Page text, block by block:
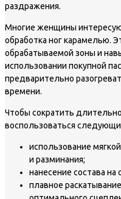
раздражения.
Многие женщины
обработка ног карамелью.
обрабатываемой зоны и
использовании покупной
предварительно
времени.
Чтобы сократить
воспользоваться
использование
и разминания;
нанесение состава
плавное